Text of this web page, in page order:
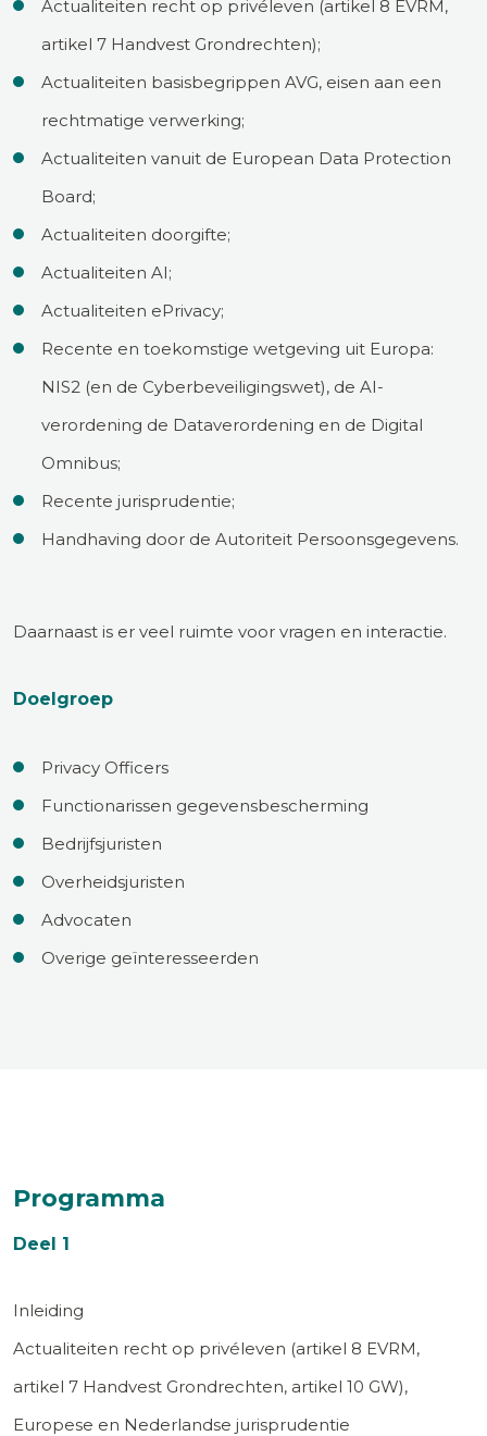
Actualiteiten recht op privéleven (artikel 8 EVRM,
artikel 7 Handvest Grondrechten);
Actualiteiten basisbegrippen AVG, eisen aan een
rechtmatige verwerking;
Actualiteiten vanuit de European Data Protection
Board;
Actualiteiten doorgifte;
Actualiteiten AI;
Actualiteiten ePrivacy;
Recente en toekomstige wetgeving uit Europa:
NIS2 (en de Cyberbeveiligingswet), de AI-
verordening de Dataverordening en de Digital
Omnibus;
Recente jurisprudentie;
Handhaving door de Autoriteit Persoonsgegevens.
Daarnaast is er veel ruimte voor vragen en interactie.
Doelgroep
Privacy Officers
Functionarissen gegevensbescherming
Bedrijfsjuristen
Overheidsjuristen
Advocaten
Overige geïnteresseerden
Programma
Deel 1
Inleiding
Actualiteiten recht op privéleven (artikel 8 EVRM,
artikel 7 Handvest Grondrechten, artikel 10 GW),
Europese en Nederlandse jurisprudentie